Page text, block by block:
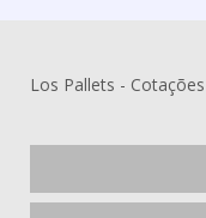
Los Pallets -